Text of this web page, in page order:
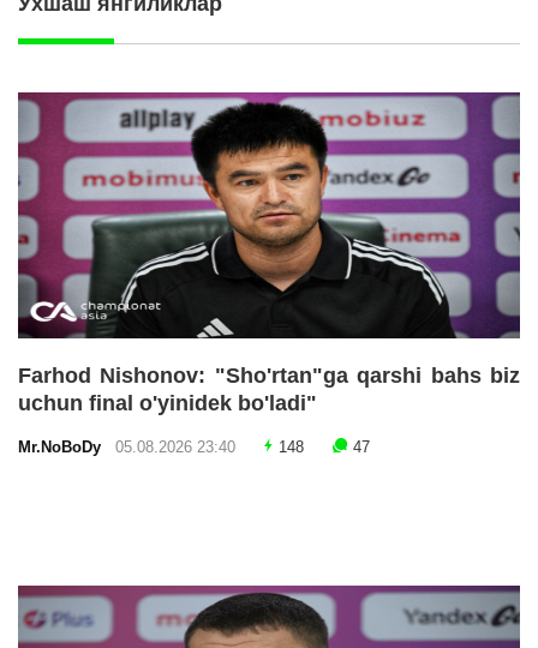
Farhod Nishonov: "Sho'rtan"ga qarshi bahs biz
uchun final o'yinidek bo'ladi"
Mr.NoBoDy 05.08.2026 23:40 148 47